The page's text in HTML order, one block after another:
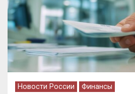
Новости России Финансы